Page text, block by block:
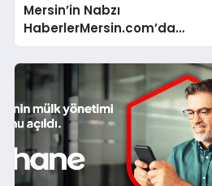
Mersin’in Nabzı
HaberlerMersin.com’da
Atıyor!